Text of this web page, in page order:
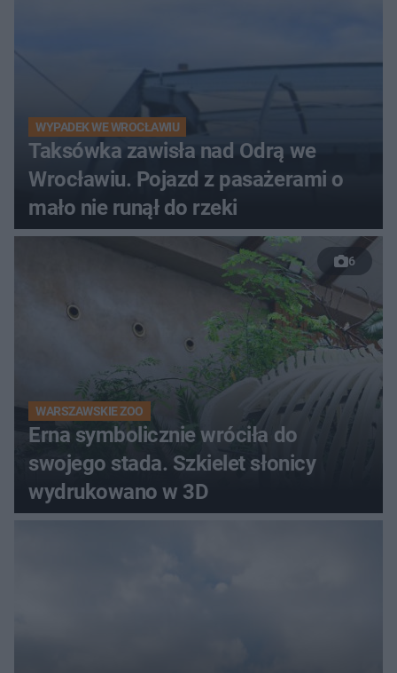
WYPADEK WE WROCŁAWIU
Taksówka zawisła nad Odrą we
Wrocławiu. Pojazd z pasażerami o
mało nie runął do rzeki
6
WARSZAWSKIE ZOO
Erna symbolicznie wróciła do
swojego stada. Szkielet słonicy
wydrukowano w 3D